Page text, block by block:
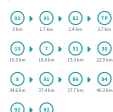
0 km 1.7 km 2.4 km 3.7 km
16.5 km 18.4 km 19.3 km 22.9 km
34.6 km 37.4 km 37.7 km 40.3 km